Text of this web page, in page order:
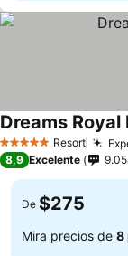
5 Estrellas Resort
Dreams Royal
8,9 Excelente
De $275
Mira precios de 8